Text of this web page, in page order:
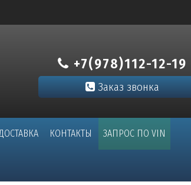
+7(978)112-12-19
Заказ звонка
КОНТАКТЫ ЗАПРОС ПО VIN